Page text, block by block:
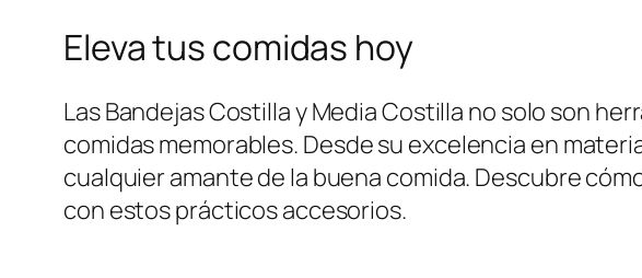
Eleva tus comidas hoy
Las Bandejas Costilla y Media Costilla no solo son
comidas memorables. Desde su excelencia en
cualquier amante de la buena comida. Descubre
con estos prácticos accesorios.